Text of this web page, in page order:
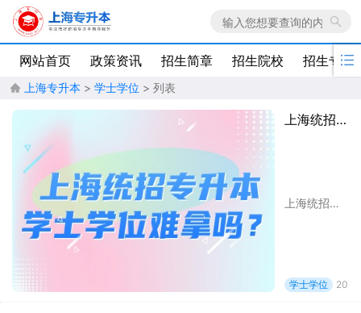
网站首页 政策资讯 招生简章 招生院校 招生专业

 上海专升本 > 学士学位 > 列表
上海统招专升本学士学位难拿吗？
上海统招专升本学士学位难拿吗?关于这个问题，大家可以查看以下内容获取答案，希望对各位有所帮助!
学士学位